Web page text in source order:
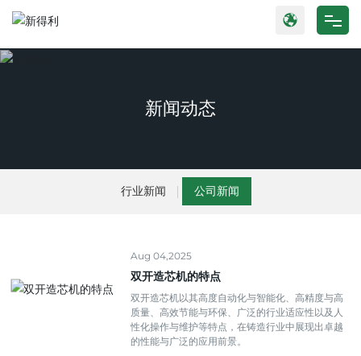
网站首页
新闻动态
行业新闻 公司新闻
Aug 04,2025
双开造芯机的特点
双开造芯机以其高度自动化与智能化、高精度与高
质量、高效节能与环保、广泛的行业适应性以及人
性化操作与维护等特点，在铸造行业中展现出卓越
的性能与广泛的应用前景。